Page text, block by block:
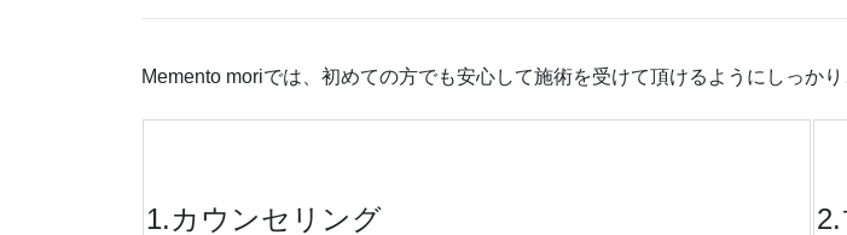
Memento moriでは、初めての方でも安心して施術を受けて頂けるようにしっか
1.カウンセリング